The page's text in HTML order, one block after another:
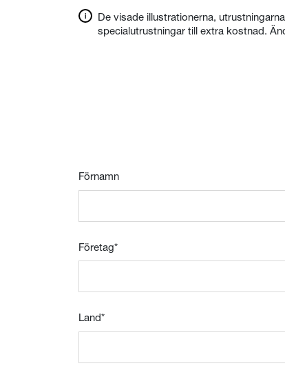
De visade illustrationerna,
specialutrustningar till extra kostnad.
Förnamn
Företag*
Land*